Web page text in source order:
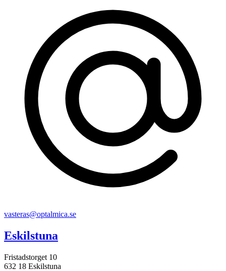
vasteras@optalmica.se
Eskilstuna
Fristadstorget 10
632 18 Eskilstuna